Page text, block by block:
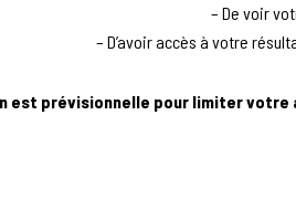
– De voir
– D’avoir accès à votre
est prévisionnelle pour limiter